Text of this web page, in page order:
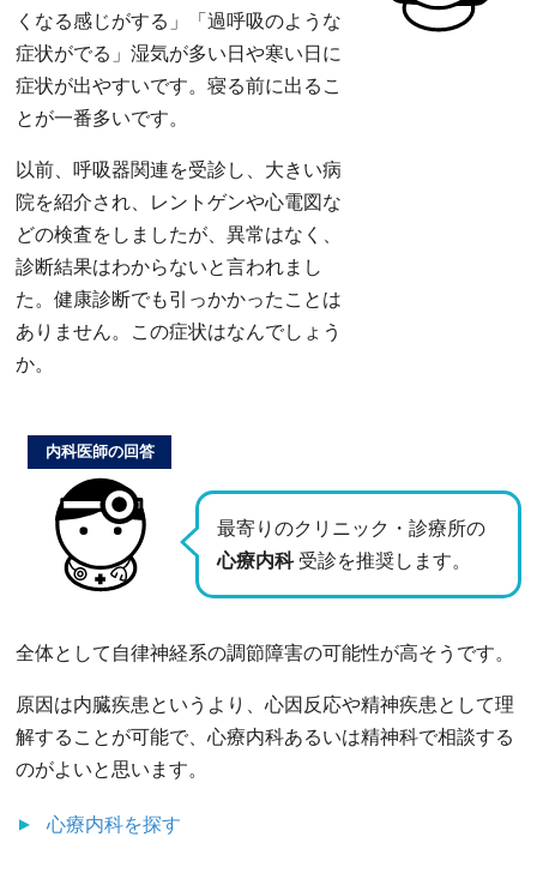
くなる感じがする」「過呼吸のような
症状がでる」湿気が多い日や寒い日に
症状が出やすいです。寝る前に出るこ
とが一番多いです。
以前、呼吸器関連を受診し、大きい病
院を紹介され、レントゲンや心電図な
どの検査をしましたが、異常はなく、
診断結果はわからないと言われまし
た。健康診断でも引っかかったことは
ありません。この症状はなんでしょう
か。
最寄りのクリニック・診療所の
心療内科 受診を推奨します。
内科医師の回答
全体として自律神経系の調節障害の可能性が高そうです。
原因は内臓疾患というより、心因反応や精神疾患として理
解することが可能で、心療内科あるいは精神科で相談する
のがよいと思います。
心療内科を探す